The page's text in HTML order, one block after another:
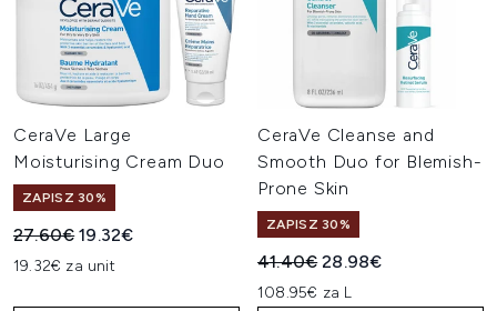
CeraVe Large
Moisturising Cream Duo
ZAPISZ 30%
Sugerowana cena detaliczna:
27.60€Aktualna cena:
19.32€
19.32€ za unit
CeraVe Cleanse and
Smooth Duo for Blemish-
Prone Skin
ZAPISZ 30%
Sugerowana cena
41.40€Aktualna cena:
28.98€
108.95€ za L